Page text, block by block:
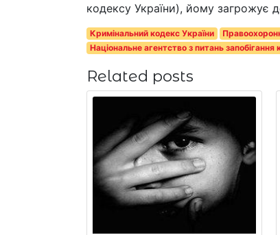
кодексу України), йому загрожує
Кримінальний кодекс України
Національне агентство з питань запобігання
Related posts